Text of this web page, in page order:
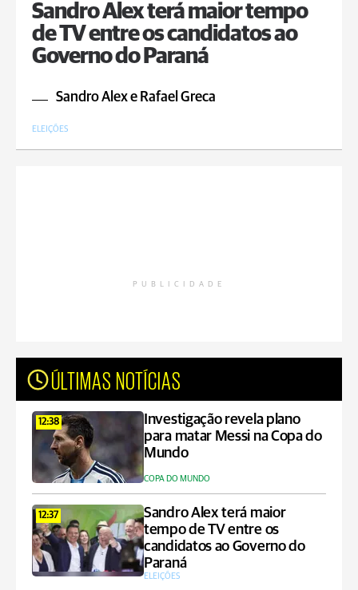
Sandro Alex terá maior tempo
de TV entre os candidatos ao
Governo do Paraná
Sandro Alex e Rafael Greca
ELEIÇÕES
PUBLICIDADE
ÚLTIMAS NOTÍCIAS
12:38
Investigação revela plano
para matar Messi na Copa do
Mundo
COPA DO MUNDO
12:37
Sandro Alex terá maior
tempo de TV entre os
candidatos ao Governo do
Paraná
ELEIÇÕES